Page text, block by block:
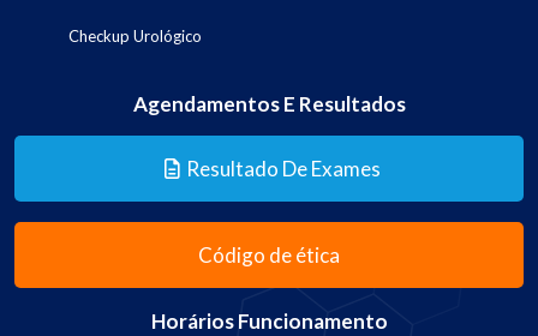
Checkup Urológico
Agendamentos E Resultados
Resultado De Exames
Código de ética
Horários Funcionamento